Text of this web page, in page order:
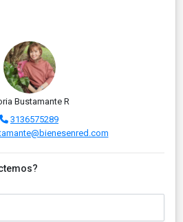
Bustamante R
3136575289